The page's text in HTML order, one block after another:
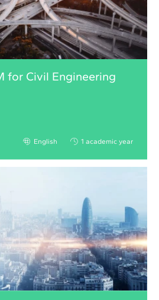
for Civil Engineering
English 1 academic year